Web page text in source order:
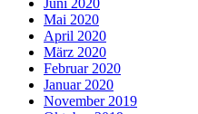
Juni 2020
Mai 2020
April 2020
März 2020
Februar 2020
Januar 2020
November 2019